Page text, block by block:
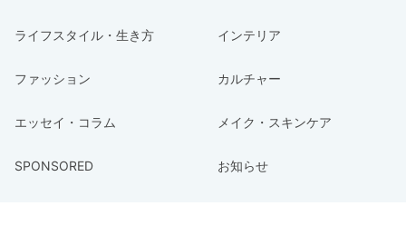
ライフスタイル・生き方 インテリア
ファッション カルチャー
エッセイ・コラム メイク・スキンケア
SPONSORED お知らせ